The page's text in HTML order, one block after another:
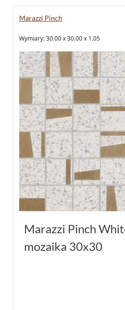
Marazzi Pinch
Wymiary: 30.00 x 30.00 x 1.05
Marazzi Pinch
mozaika 30x30